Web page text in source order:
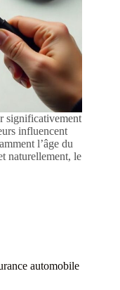
significativement
influencent
l’âge du
naturellement, le
automobile